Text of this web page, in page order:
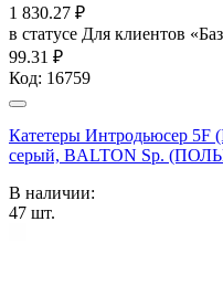
1 830.27 ₽
в статусе Для клиентов
99.31 ₽
Код: 16759
Катетеры Интродьюсер 5F
серый, BALTON Sp.
В наличии:
47 шт.